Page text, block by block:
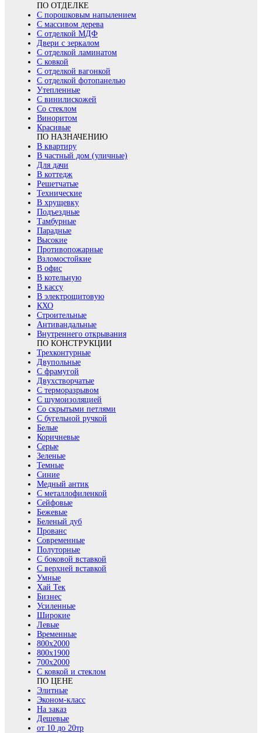
ПО ОТДЕЛКЕ
С порошковым напылением
С массивом дерева
С отделкой МДФ
Двери с зеркалом
С отделкой ламинатом
С ковкой
С отделкой вагонкой
С отделкой фотопанелью
Утепленные
С винилискожей
Со стеклом
Виноритом
Красивые
ПО НАЗНАЧЕНИЮ
В квартиру
В частный дом (уличные)
Для дачи
В коттедж
Решетчатые
Технические
В хрущевку
Подъездные
Тамбурные
Парадные
Высокие
Противопожарные
Взломостойкие
В офис
В котельную
В кассу
В электрощитовую
КХО
Строительные
Антивандальные
Внутреннего открывания
ПО КОНСТРУКЦИИ
Трехконтурные
Двупольные
С фрамугой
Двухстворчатые
С терморазрывом
С шумоизоляцией
Со скрытыми петлями
С бугельной ручкой
Белые
Коричневые
Серые
Зеленые
Темные
Синие
Медный антик
С металлофиленкой
Сейфовые
Бежевые
Беленый дуб
Прованс
Современные
Полуторные
С боковой вставкой
С верхней вставкой
Умные
Хай Тек
Бизнес
Усиленные
Широкие
Левые
Временные
800х2000
800x1900
700x2000
С ковкой и стеклом
ПО ЦЕНЕ
Элитные
Эконом-класс
На заказ
Дешевые
от 10 до 20тр